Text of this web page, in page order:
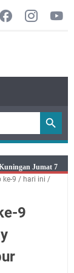
Ada di
Tetap Berjalan
Penuh Uang
Kewajiban, Tapi
Menenangkan, Ini
ke-9 / hari ini /
9